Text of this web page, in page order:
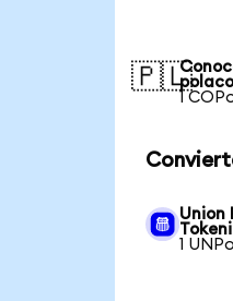
🇵🇱
1
Union
1